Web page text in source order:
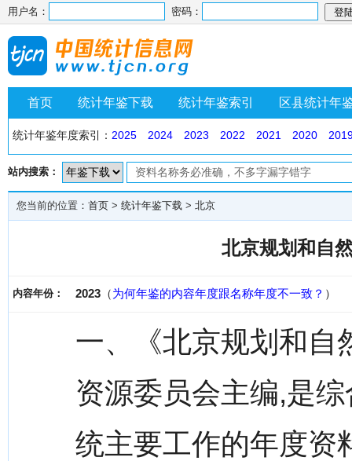
用户名： 密码：
首页 统计年鉴下载 统计年鉴索引 区县统计年
统计年鉴年度索引： 2025 2024 2023 2022 2021 2020
站内搜索：
您当前的位置： 首页 > 统计年鉴下载 > 北京
北京规划和自
内容年份： 2023 （为何年鉴的内容年度跟名称年度不一致？ ）
一、《北京规划和自
资源委员会主编,是
统主要工作的年度资